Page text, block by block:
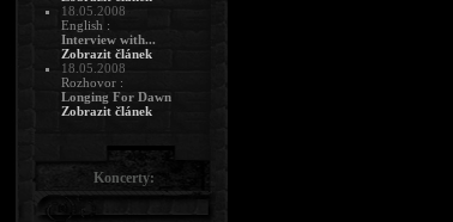
18.05.2008
English :
Interview with...
Zobrazit článek
18.05.2008
Rozhovor :
Longing For Dawn
Zobrazit článek
Koncerty: